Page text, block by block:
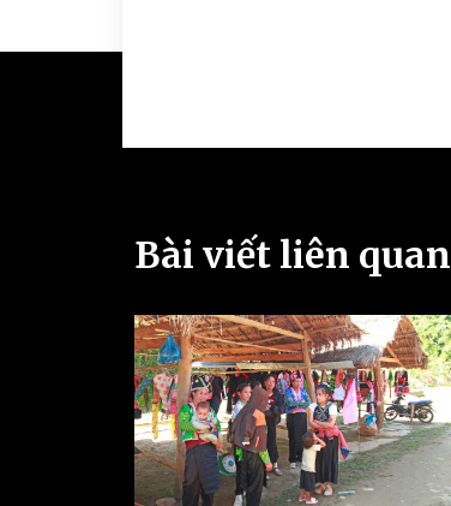
Bài viết liên quan